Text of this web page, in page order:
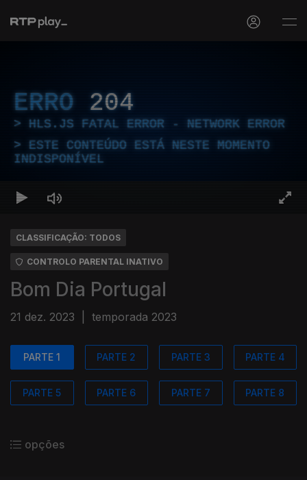
ERRO 204
HLS.JS FATAL ERROR - NETWORK ERROR
ESTE CONTEÚDO ESTÁ NESTE MOMENTO
INDISPONÍVEL
CLASSIFICAÇÃO: TODOS
CONTROLO PARENTAL INATIVO
Bom Dia Portugal
21 dez. 2023 temporada 2023
PARTE 1 PARTE 2 PARTE 3 PARTE 4
PARTE 5 PARTE 6 PARTE 7 PARTE 8
opções